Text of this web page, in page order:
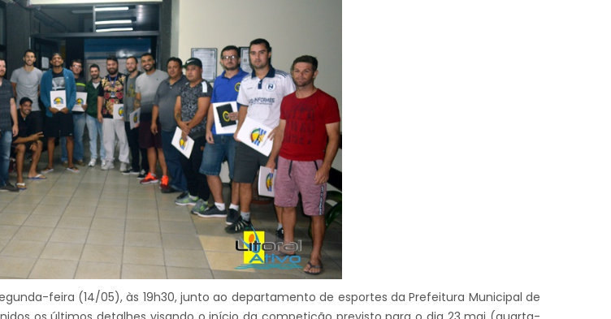
feira (14/05), às 19h30, junto ao departamento de esportes da Prefeitura Municipal de